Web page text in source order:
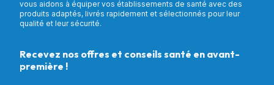
vous aidons à équiper vos établissements de santé avec des
produits adaptés, livrés rapidement et sélectionnés pour leur
qualité et leur sécurité.
Recevez nos offres et conseils santé en avant-
première !